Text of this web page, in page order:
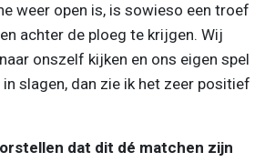
weer open is, is sowieso een troef
achter de ploeg te krijgen. Wij
onszelf kijken en ons eigen spel
slagen, dan zie ik het zeer positief
dat dit dé matchen zijn